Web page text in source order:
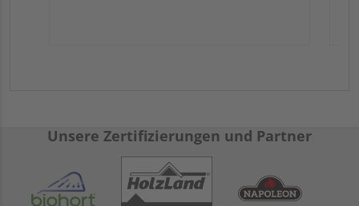
Unsere Zertifizierungen und Partner